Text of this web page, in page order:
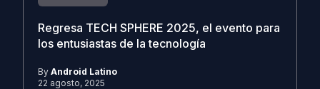
Regresa TECH SPHERE 2025, el evento para
los entusiastas de la tecnología
By Android Latino
22 agosto, 2025